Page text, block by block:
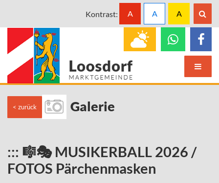
Kontrast: A A A
< zurück Galerie
::: 🎼🎭 MUSIKERBALL 2026 /
FOTOS Pärchenmasken